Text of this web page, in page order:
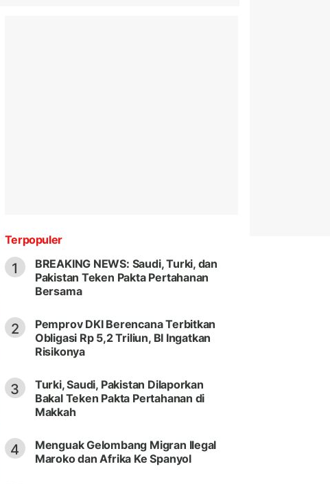
Terpopuler
1
BREAKING NEWS: Saudi, Turki, dan
Pakistan Teken Pakta Pertahanan
Bersama
2
Pemprov DKI Berencana Terbitkan
Obligasi Rp 5,2 Triliun, BI Ingatkan
Risikonya
3
Turki, Saudi, Pakistan Dilaporkan
Bakal Teken Pakta Pertahanan di
Makkah
4
Menguak Gelombang Migran Ilegal
Maroko dan Afrika Ke Spanyol